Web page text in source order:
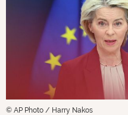
© AP Photo / Harry Nakos